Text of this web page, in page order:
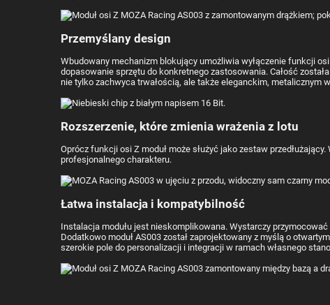
Przemyślany design
Wbudowany mechanizm blokujący umożliwia wyłączenie funkcji
dopasowanie sprzętu do konkretnego zastosowania. Całość
nie tylko zachwyca trwałością, ale także eleganckim, metalicznym
Rozszerzenie, które zmienia wrażenia z lotu
Oprócz funkcji osi Z moduł może służyć jako zestaw
profesjonalnego charakteru.
Łatwa instalacja i kompatybilność
Instalacja modułu jest nieskomplikowana. Wystarczy
Dodatkowo moduł AS003 został zaprojektowany z myślą o
szerokie pole do personalizacji i integracji w ramach własnego